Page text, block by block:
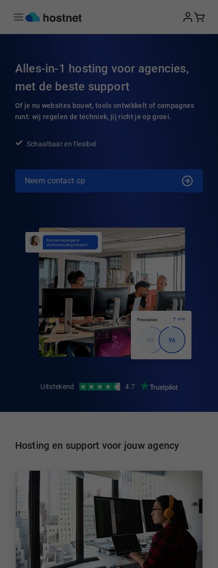
Alles-in-1 hosting voor agencies,
met de beste support
Of je nu websites bouwt, tools ontwikkelt of campagnes
runt: wij regelen de techniek, jij richt je op groei.
Schaalbaar en flexibel
Neem contact op
Uitstekend 4.7
Hosting en support voor jouw agency